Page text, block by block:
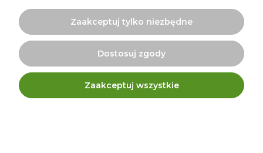
Internetowy sklep TaniaUprawa.pl | ul. Bulwar Ikara 15a,
54-130 Wrocław |taniauprawa@gmail.com
954| NIP: 8982061414 | REGON: 020425304
Zaakceptuj tylko niezbędne
Dostosuj zgody
Zaakceptuj wszystkie